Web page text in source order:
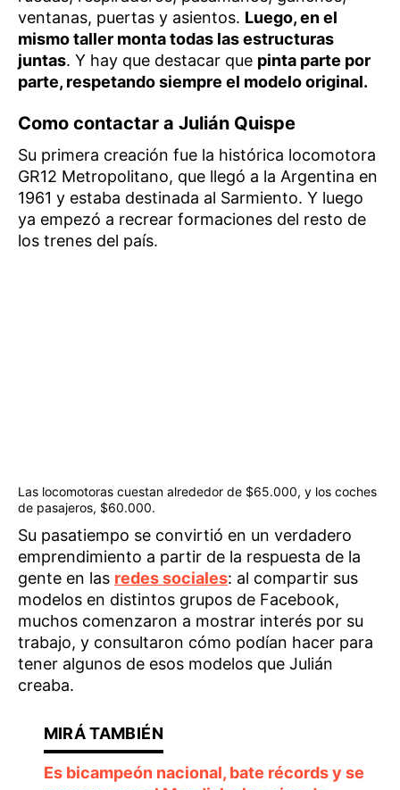
ventanas, puertas y asientos. Luego, en el
mismo taller monta todas las estructuras
juntas. Y hay que destacar que pinta parte por
parte, respetando siempre el modelo original.
Como contactar a Julián Quispe
Su primera creación fue la histórica locomotora
GR12 Metropolitano, que llegó a la Argentina en
1961 y estaba destinada al Sarmiento. Y luego
ya empezó a recrear formaciones del resto de
los trenes del país.
Las locomotoras cuestan alrededor de $65.000, y los coches
de pasajeros, $60.000.
Su pasatiempo se convirtió en un verdadero
emprendimiento a partir de la respuesta de la
gente en las redes sociales: al compartir sus
modelos en distintos grupos de Facebook,
muchos comenzaron a mostrar interés por su
trabajo, y consultaron cómo podían hacer para
tener algunos de esos modelos que Julián
creaba.
Es bicampeón nacional, bate récords y se